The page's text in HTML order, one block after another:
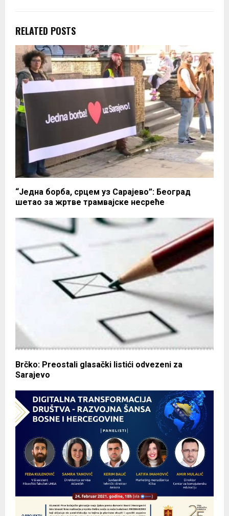
RELATED POSTS
“Једна борба, срцем уз Сарајево”: Београд
шетао за жртве трамвајске несреће
Brčko: Preostali glasački listići odvezeni za
Sarajevo